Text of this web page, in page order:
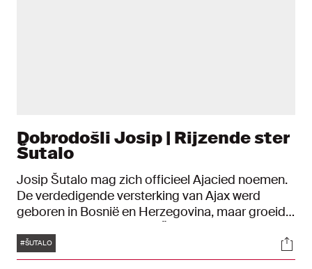
Dobrodošli Josip | Rijzende ster
Šutalo
Josip Šutalo mag zich officieel Ajacied noemen.
De verdedigende versterking van Ajax werd
geboren in Bosnië en Herzegovina, maar groeide
ambities van de rechtsbenige centrumverdediger
zijn groot. Maar wie is deze nieuwe Ajacied
Tags
#ŠUTALO